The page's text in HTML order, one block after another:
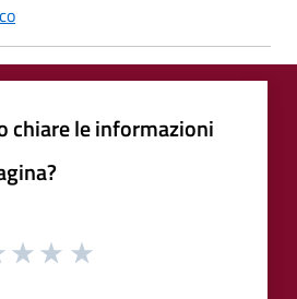
chiare le informazioni